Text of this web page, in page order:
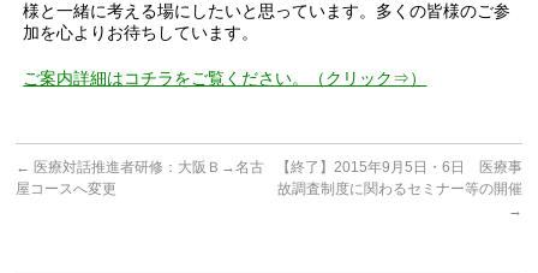
様と一緒に考える場にしたいと思っています。多くの皆様のご参
加を心よりお待ちしています。
ご案内詳細はコチラをご覧ください。（クリック⇒）
← 医療対話推進者研修：大阪Ｂ→名古
屋コースへ変更
【終了】2015年9月5日・6日 医療事
故調査制度に関わるセミナー等の開催
→